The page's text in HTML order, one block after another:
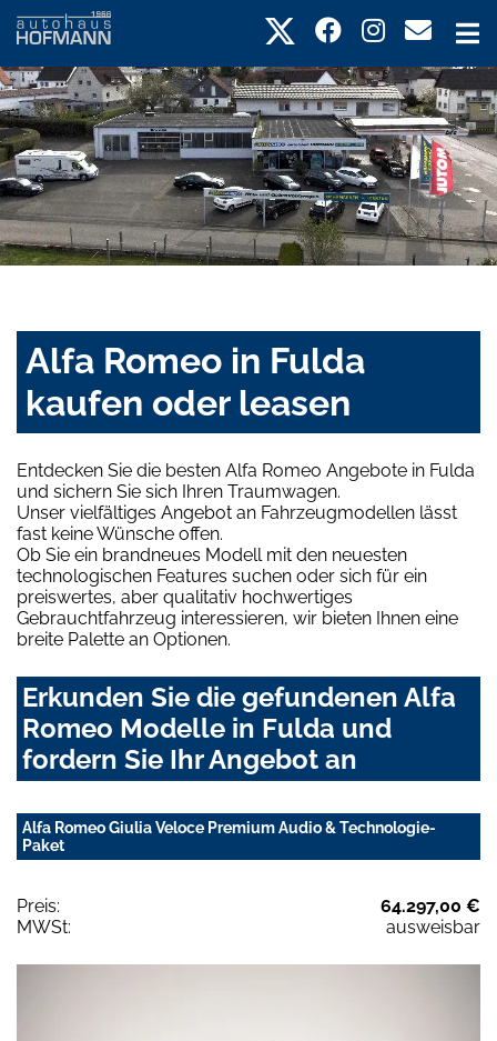
Alfa Romeo in Fulda
kaufen oder leasen
Entdecken Sie die besten Alfa Romeo Angebote in Fulda
und sichern Sie sich Ihren Traumwagen.
Unser vielfältiges Angebot an Fahrzeugmodellen lässt
fast keine Wünsche offen.
Ob Sie ein brandneues Modell mit den neuesten
technologischen Features suchen oder sich für ein
preiswertes, aber qualitativ hochwertiges
Gebrauchtfahrzeug interessieren, wir bieten Ihnen eine
breite Palette an Optionen.
Erkunden Sie die gefundenen Alfa
Romeo Modelle in Fulda und
fordern Sie Ihr Angebot an
Alfa Romeo Giulia Veloce Premium Audio & Technologie-
Paket
Preis:
64.297,00 €
MWSt:
ausweisbar